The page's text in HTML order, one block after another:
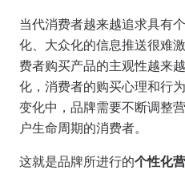
当代消费者越来越追求具有
化、大众化的信息推送很难
费者购买产品的主观性越来
化，消费者的购买心理和行
变化中，品牌需要不断调整
户生命周期的消费者。
这就是品牌所进行的个性化